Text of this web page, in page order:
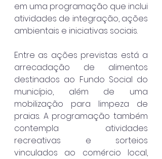
em uma programação que inclui
atividades de integração, ações
ambientais e iniciativas sociais.
Entre as ações previstas está a
arrecadação de alimentos
destinados ao Fundo Social do
município, além de uma
mobilização para limpeza de
praias. A programação também
contempla atividades
recreativas e sorteios
vinculados ao comércio local,